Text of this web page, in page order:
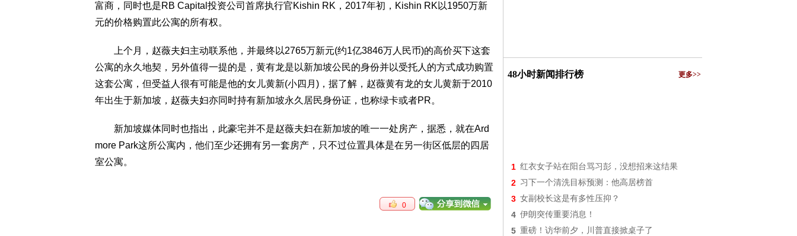
富商，同时也是RB Capital投资公司首席执行官Kishin RK，2017年初，Kishin RK以1950万新
元的价格购置此公寓的所有权。
上个月，赵薇夫妇主动联系他，并最终以2765万新元(约1亿3846万人民币)的高价买下这套
公寓的永久地契，另外值得一提的是，黄有龙是以新加坡公民的身份并以受托人的方式成功购置
这套公寓，但受益人很有可能是他的女儿黄新(小四月)，据了解，赵薇黄有龙的女儿黄新于2010
年出生于新加坡，赵薇夫妇亦同时持有新加坡永久居民身份证，也称绿卡或者PR。
新加坡媒体同时也指出，此豪宅并不是赵薇夫妇在新加坡的唯一一处房产，据悉，就在Ard
more Park这所公寓内，他们至少还拥有另一套房产，只不过位置具体是在另一街区低层的四居
室公寓。
0
48小时新闻排行榜 更多>>
1 红衣女子站在阳台骂习彭，没想招来这结果
2 习下一个清洗目标预测：他高居榜首
3 女副校长这是有多性压抑？
4 伊朗突传重要消息！
5 重磅！访华前夕，川普直接掀桌子了